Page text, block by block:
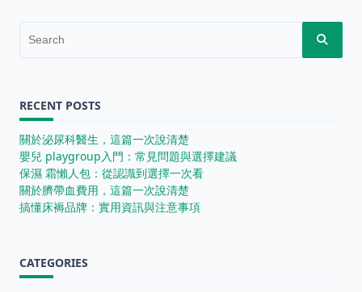
Search
RECENT POSTS
關於泌尿科醫生，這篇一次說清楚
嬰兒 playgroup入門：常見問題與選擇建議
保濕 霜懶人包：從認識到選擇一次看
關於臍帶血費用，這篇一次說清楚
搞懂床褥品牌：實用資訊與注意事項
CATEGORIES